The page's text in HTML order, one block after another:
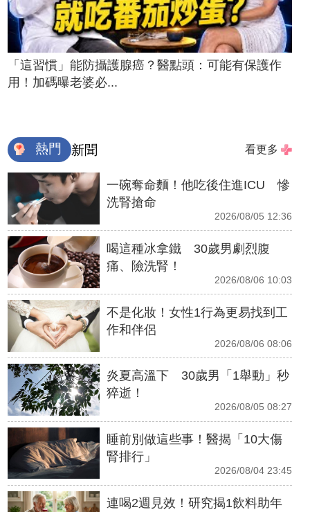
「這習慣」能防攝護腺癌？醫點頭：可能有保護作
用！加碼曝老婆必...
熱門 新聞 看更多
一碗奪命麵！他吃後住進ICU 慘
洗腎搶命
2026/08/05 12:36
喝這種冰拿鐵 30歲男劇烈腹
痛、險洗腎！
2026/08/06 10:03
不是化妝！女性1行為更易找到工
作和伴侶
2026/08/06 08:06
炎夏高溫下 30歲男「1舉動」秒
猝逝！
2026/08/05 08:27
睡前別做這些事！醫揭「10大傷
腎排行」
2026/08/04 23:45
連喝2週見效！研究揭1飲料助年